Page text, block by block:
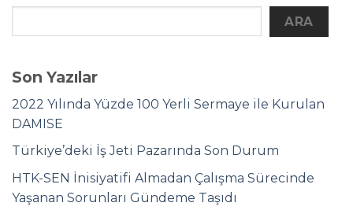
ARA
Son Yazılar
2022 Yılında Yüzde 100 Yerli Sermaye ile Kurulan
DAMISE
Türkiye’deki İş Jeti Pazarında Son Durum
HTK-SEN İnisiyatifi Almadan Çalışma Sürecinde
Yaşanan Sorunları Gündeme Taşıdı